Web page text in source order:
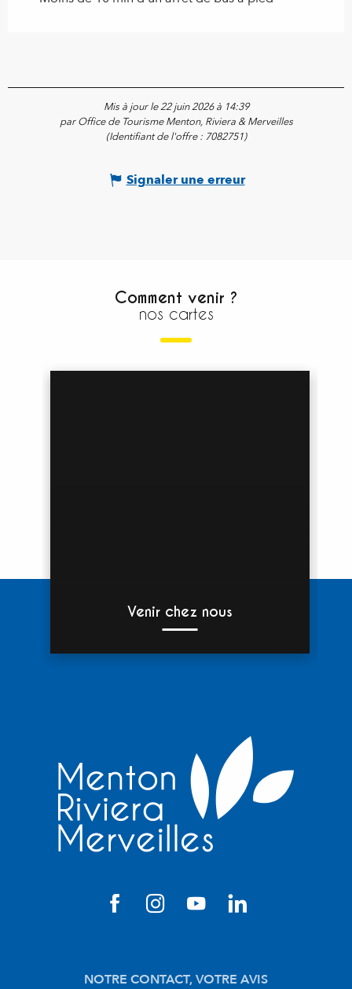
Mis à jour le 22 juin 2026 à 14:39
par Office de Tourisme Menton, Riviera & Merveilles
(Identifiant de l'offre : 7082751)
Signaler une erreur
Comment venir ?
nos cartes
Venir chez nous
NOTRE CONTACT, VOTRE AVIS